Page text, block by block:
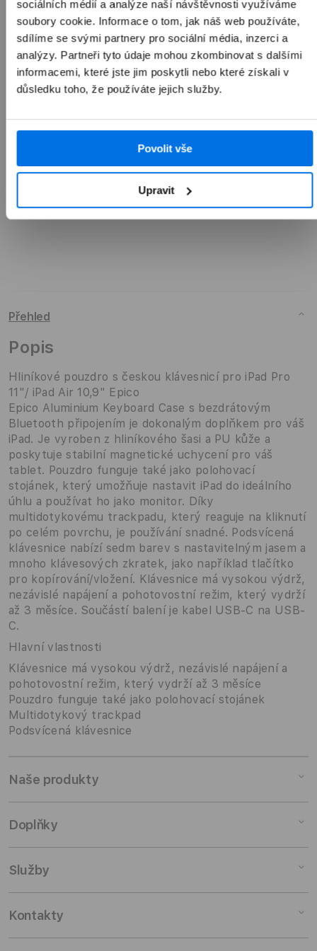
sociálních médií a analýze naší návštěvnosti využíváme
soubory cookie. Informace o tom, jak náš web používáte,
sdílíme se svými partnery pro sociální média, inzerci a
analýzy. Partneři tyto údaje mohou zkombinovat s dalšími
informacemi, které jste jim poskytli nebo které získali v
důsledku toho, že používáte jejich služby.
Povolit vše
Upravit
1 990 Kč
Přehled
Popis
Hliníkové pouzdro s českou klávesnicí pro iPad Pro
11"/ iPad Air 10,9" Epico
Epico Aluminium Keyboard Case s bezdrátovým
Bluetooth připojením je dokonalým doplňkem pro váš
iPad. Je vyroben z hliníkového šasi a PU kůže a
poskytuje stabilní magnetické uchycení pro váš
tablet. Pouzdro funguje také jako polohovací
stojánek, který umožňuje nastavit iPad do ideálního
úhlu a používat ho jako monitor. Díky
multidotykovému trackpadu, který reaguje na kliknutí
po celém povrchu, je používání snadné. Podsvícená
klávesnice nabízí sedm barev s nastavitelným jasem a
mnoho klávesových zkratek, jako například tlačítko
pro kopírování/vložení. Klávesnice má vysokou výdrž,
nezávislé napájení a pohotovostní režim, který vydrží
až 3 měsíce. Součástí balení je kabel USB-C na USB-
C.
Hlavní vlastnosti
Klávesnice má vysokou výdrž, nezávislé napájení a
pohotovostní režim, který vydrží až 3 měsíce
Pouzdro funguje také jako polohovací stojánek
Multidotykový trackpad
Podsvícená klávesnice
Naše produkty
iPhone
AirPods
Doplňky
Doplňky pro Mac
Doplňky pro iPhone
Služby
Pronájem
Kontakty